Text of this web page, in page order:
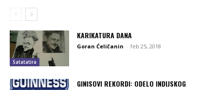
Satatatira
KARIKATURA DANA
Goran Ćeličanin - feb 25, 2018
GINISOVI REKORDI: ODELO INDIJSKOG